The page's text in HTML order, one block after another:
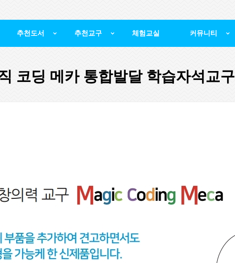
추천도서 추천교구 체험교실 커뮤니티
코딩 메카 통합발달 학습자석교구